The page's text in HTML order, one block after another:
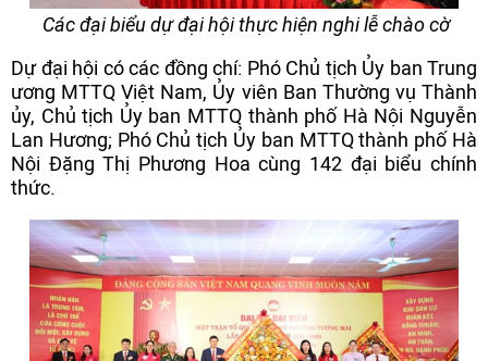
Các đại biểu dự đại hội thực hiện nghi lễ chào cờ
Dự đại hội có các đồng chí: Phó Chủ tịch Ủy ban Trung
ương MTTQ Việt Nam, Ủy viên Ban Thường vụ Thành
ủy, Chủ tịch Ủy ban MTTQ thành phố Hà Nội Nguyễn
Lan Hương; Phó Chủ tịch Ủy ban MTTQ thành phố Hà
Nội Đặng Thị Phương Hoa cùng 142 đại biểu chính
thức.